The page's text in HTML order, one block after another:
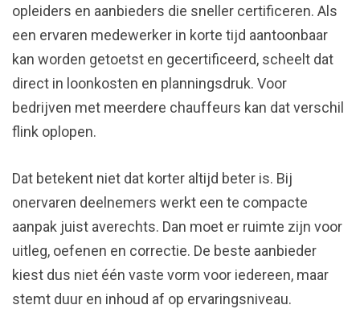
opleiders en aanbieders die sneller certificeren. Als
een ervaren medewerker in korte tijd aantoonbaar
kan worden getoetst en gecertificeerd, scheelt dat
direct in loonkosten en planningsdruk. Voor
bedrijven met meerdere chauffeurs kan dat verschil
flink oplopen.
Dat betekent niet dat korter altijd beter is. Bij
onervaren deelnemers werkt een te compacte
aanpak juist averechts. Dan moet er ruimte zijn voor
uitleg, oefenen en correctie. De beste aanbieder
kiest dus niet één vaste vorm voor iedereen, maar
stemt duur en inhoud af op ervaringsniveau.